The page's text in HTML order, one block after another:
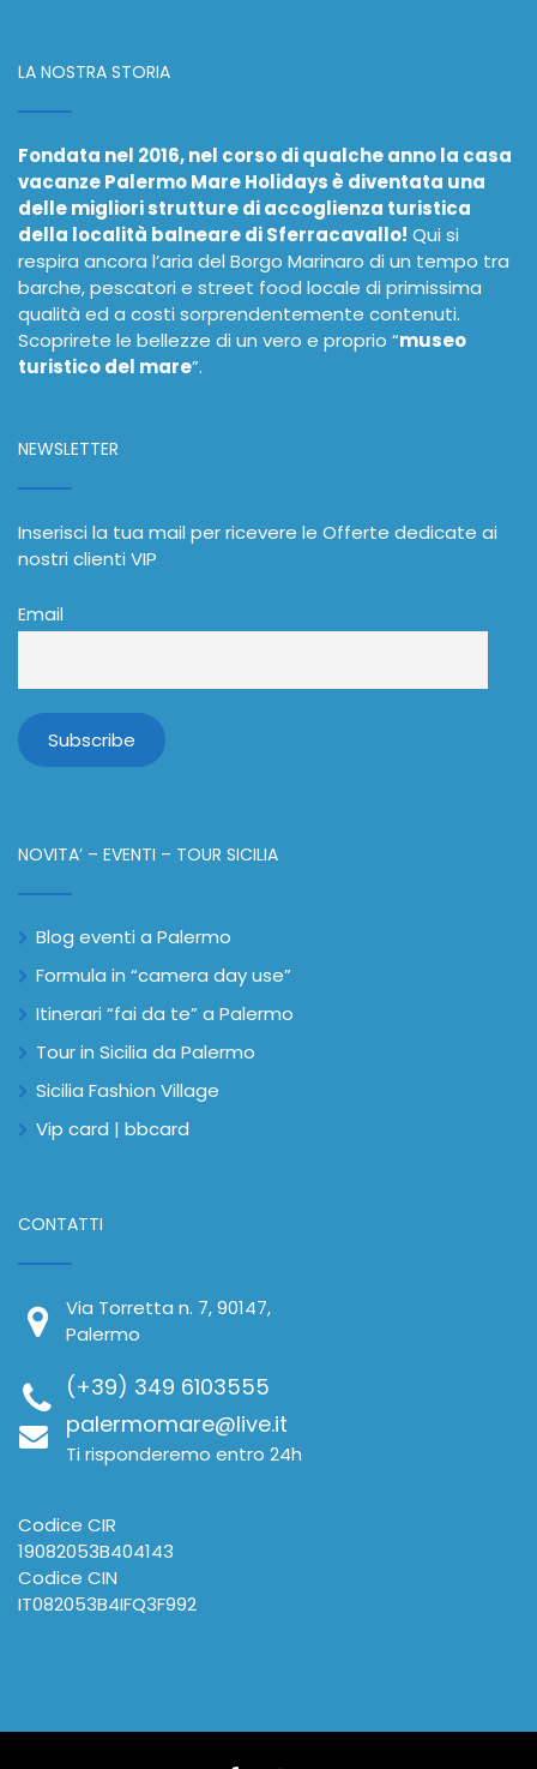
LA NOSTRA STORIA
Fondata nel 2016, nel corso di qualche anno la casa
vacanze Palermo Mare Holidays è diventata una
delle migliori strutture di accoglienza turistica
della località balneare di Sferracavallo! Qui si
respira ancora l’aria del Borgo Marinaro di un tempo tra
barche, pescatori e street food locale di primissima
qualità ed a costi sorprendentemente contenuti.
Scoprirete le bellezze di un vero e proprio “museo
turistico del mare”.
NEWSLETTER
Inserisci la tua mail per ricevere le Offerte dedicate ai
nostri clienti VIP
Email
NOVITA’ – EVENTI – TOUR SICILIA
Blog eventi a Palermo
Formula in “camera day use”
Itinerari “fai da te” a Palermo
Tour in Sicilia da Palermo
Sicilia Fashion Village
Vip card | bbcard
CONTATTI
Via Torretta n. 7, 90147,
Palermo
(+39) 349 6103555
palermomare@live.it
Ti risponderemo entro 24h
Codice CIR
19082053B404143
Codice CIN
IT082053B4IFQ3F992